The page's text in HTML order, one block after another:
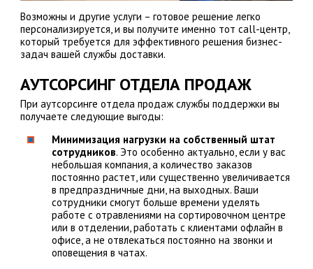
Возможны и другие услуги – готовое решение легко
персонализируется, и вы получите именно тот call-центр,
который требуется для эффективного решения бизнес-
задач вашей службы доставки.
АУТСОРСИНГ ОТДЕЛА ПРОДАЖ
При аутсорсинге отдела продаж службы поддержки вы
получаете следующие выгоды:
Минимизация нагрузки на собственный штат
сотрудников. Это особенно актуально, если у вас
небольшая компания, а количество заказов
постоянно растет, или существенно увеличивается
в предпраздничные дни, на выходных. Ваши
сотрудники смогут больше времени уделять
работе с отравлениями на сортировочном центре
или в отделении, работать с клиентами офлайн в
офисе, а не отвлекаться постоянно на звонки и
оповещения в чатах.